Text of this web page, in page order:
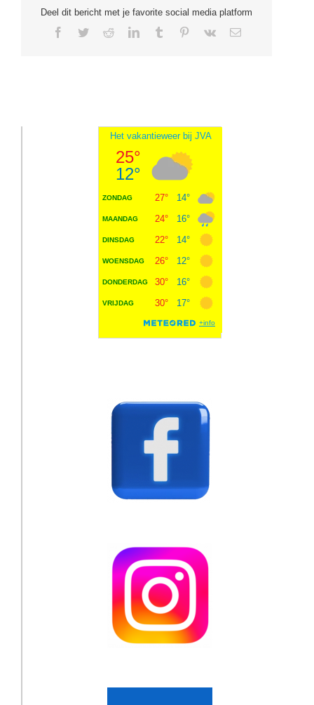
Deel dit bericht met je favorite social media platform
Facebook
TwitterRedditLinkedInTumblr Pinterest
Vk
E-